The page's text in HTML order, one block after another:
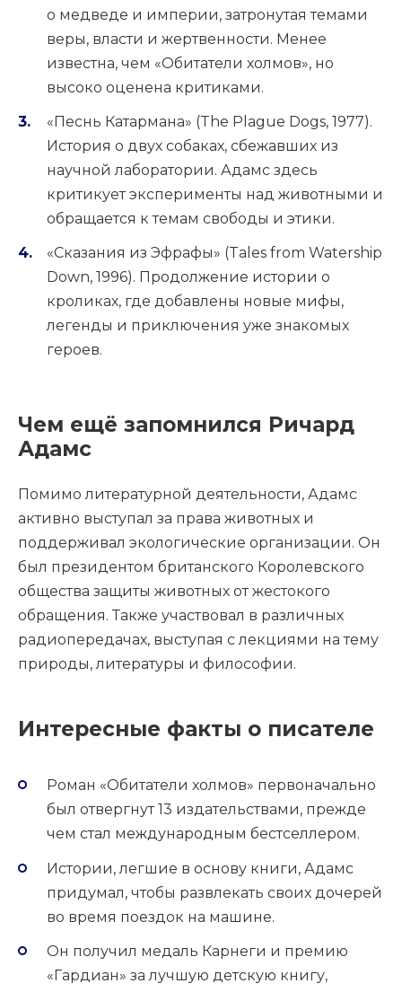
о медведе и империи, затронутая темами
веры, власти и жертвенности. Менее
известна, чем «Обитатели холмов», но
высоко оценена критиками.
«Песнь Катармана» (The Plague Dogs, 1977).
История о двух собаках, сбежавших из
научной лаборатории. Адамс здесь
критикует эксперименты над животными и
обращается к темам свободы и этики.
«Сказания из Эфрафы» (Tales from Watership
Down, 1996). Продолжение истории о
кроликах, где добавлены новые мифы,
легенды и приключения уже знакомых
героев.
Чем ещё запомнился Ричард
Адамс
Помимо литературной деятельности, Адамс
активно выступал за права животных и
поддерживал экологические организации. Он
был президентом британского Королевского
общества защиты животных от жестокого
обращения. Также участвовал в различных
радиопередачах, выступая с лекциями на тему
природы, литературы и философии.
Интересные факты о писателе
Роман «Обитатели холмов» первоначально
был отвергнут 13 издательствами, прежде
чем стал международным бестселлером.
Истории, легшие в основу книги, Адамс
придумал, чтобы развлекать своих дочерей
во время поездок на машине.
Он получил медаль Карнеги и премию
«Гардиан» за лучшую детскую книгу,